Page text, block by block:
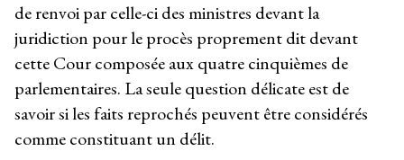
de renvoi par celle-ci des ministres devant la
juridiction pour le procès proprement dit devant
cette Cour composée aux quatre cinquièmes de
parlementaires. La seule question délicate est de
savoir si les faits reprochés peuvent être considérés
comme constituant un délit.